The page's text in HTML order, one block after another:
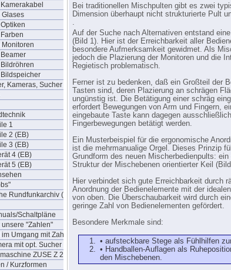
Glases
Monitoren
Kameras, Sucher
1
2 (EB)
3 (EB)
4 (EB)
5 (EB)
Rundfunkarchiv (DRA)
Schaltpläne
unsere "Zahlen"
Umgang mit Zahlen
mit opt. Sucher
ZUSE Z 22
/ Kurzformen
Bei traditionellen Mischpulten gibt es zwei
Dimension überhaupt nicht strukturierte Pult
.
Auf der Suche nach Alternativen entstand
(Bild 1). Hier ist der Erreichbarkeit aller
besondere Aufmerksamkeit gewidmet. Als
jedoch die Plazierung der Monitoren und die
Regietisch problematisch.
Ferner ist zu bedenken, daß ein Großteil der
Tasten sind, deren Plazierung an schrägen
ungünstig ist. Die Betätigung einer schräg
erfordert Bewegungen von Arm und Fingern,
eingebaute Taste kann dagegen
Fingerbewegungen betätigt werden.
Ein Musterbeispiel für die ergonomische
ist die mehrmanualige Orgel. Dieses Prinzip
Grundform des neuen Mischerbedienpults:
Struktur der Mischebenen orientierter Keil
Hier verbindet sich gute Erreichbarkeit durch
Anordnung der Bedienelemente mit der
von oben. Die Überschaubarkeit wird durch
geringe Zahl von Bedienelementen gefördert.
Besondere Merkmale sind:
• aufsteckbare Stege als Fühlhilfen
• Handballen-Auflagen als
den Mischebenen.